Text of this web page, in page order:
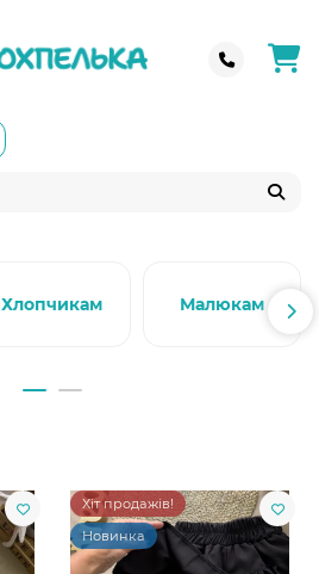
Хлопчикам Малюкам
Хіт продажів!
Новинка